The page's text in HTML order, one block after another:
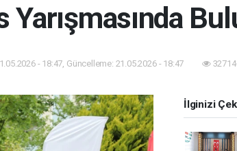
Yarışmasında
- 18:47, Güncelleme: 21.05.2026 - 18:47
İlginizi